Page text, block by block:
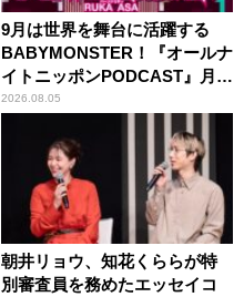
9月は世界を舞台に活躍する
BABYMONSTER！『オールナ
イトニッポンPODCAST』月替
わりパーソナリティ
2026.08.05
朝井リョウ、知花くららが特
別審査員を務めたエッセイコ